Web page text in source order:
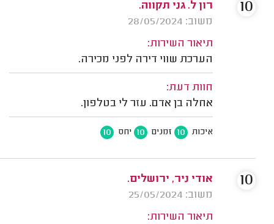
רון ל. גני תקווה.
משוב: 28/05/2024
תיאור השירות:
הערכת שווי דירה לפני מכירה.
חוות דעת:
אחלה בן אדם. עזר לי בטלפון.
איכות 10 זמנים 10 יחס 10
10
אודי ניר, ירושלים.
משוב: 25/05/2024
תיאור השירות:
10